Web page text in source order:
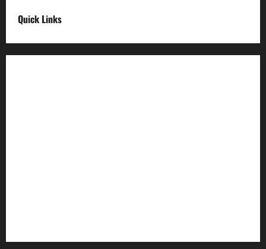
Quick Links